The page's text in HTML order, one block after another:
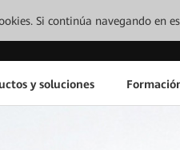
Si continúa navegando en
y soluciones